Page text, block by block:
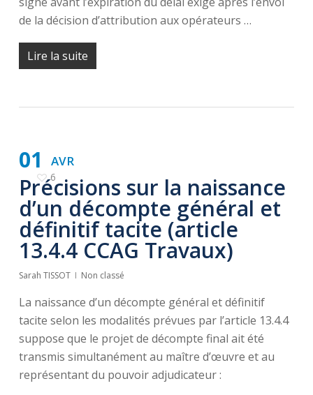
de la décision d’attribution aux opérateurs …
Lire la suite
AVR
01
6
Précisions sur la naissance
d’un décompte général et
définitif tacite (article
13.4.4 CCAG Travaux)
Sarah TISSOT Non classé
La naissance d’un décompte général et définitif
tacite selon les modalités prévues par l’article 13.4.4
suppose que le projet de décompte final ait été
transmis simultanément au maître d’œuvre et au
représentant du pouvoir adjudicateur :